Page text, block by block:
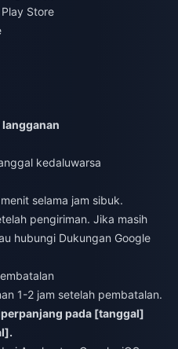
Store
langganan
kedaluwarsa
selama jam sibuk.
pengiriman. Jika masih
hubungi Dukungan Google
1-2 jam setelah pembatalan.
pada [tanggal]